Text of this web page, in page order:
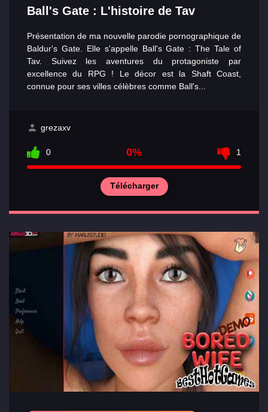
Ball's Gate : L'histoire de Tav
Présentation de ma nouvelle parodie pornographique de
Baldur's Gate. Elle s'appelle Ball's Gate : The Tale of
Tav. Suivez les aventures du protagoniste par
excellence du RPG ! Le décor est la Shaft Coast,
connue pour ses villes célèbres comme Ball's...
grezaxv
0 0% 1
Télécharger